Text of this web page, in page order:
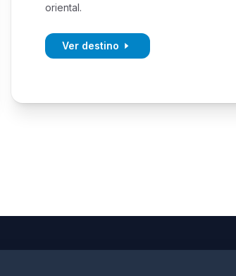
oriental.
Ver destino